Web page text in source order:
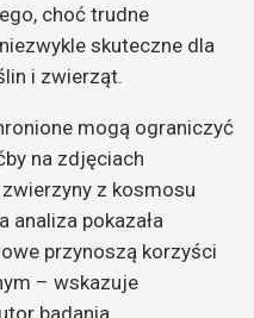
choć trudne
skuteczne dla
i zwierząt.
mogą ograniczyć
na zdjęciach
z kosmosu
analiza pokazała
przynoszą korzyści
– wskazuje
badania.